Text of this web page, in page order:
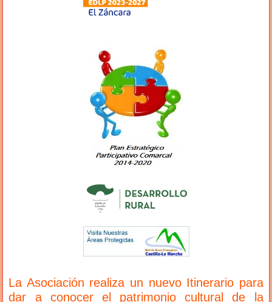
La Asociación realiza un nuevo Itinerario para
dar a conocer el patrimonio cultural de la